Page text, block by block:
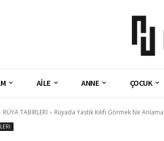
AİLE ANNE ÇOCUK
RÜYA TABİRLERİ Rüyada Yastık Kılıfı Görmek Ne